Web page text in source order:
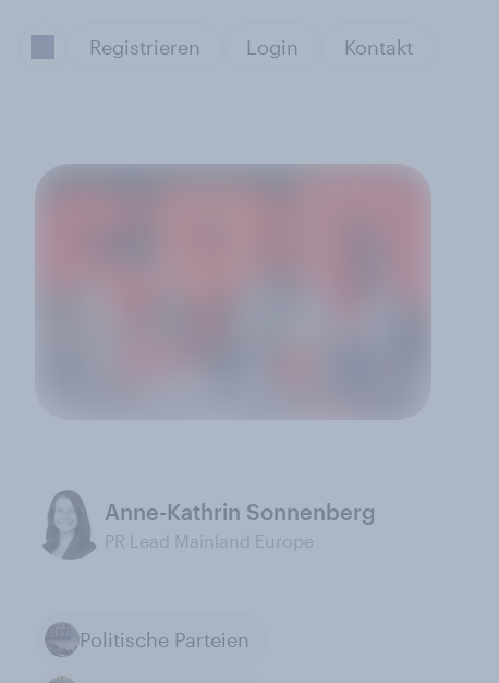
Registrieren Login Kontakt
Anne-Kathrin Sonnenberg
PR Lead Mainland Europe
Politische Parteien